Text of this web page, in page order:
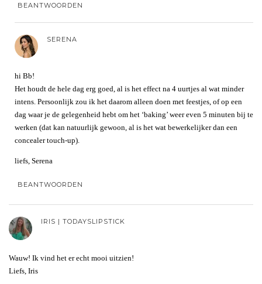
BEANTWOORDEN
SERENA
hi Bb!
Het houdt de hele dag erg goed, al is het effect na 4 uurtjes al wat minder
intens. Persoonlijk zou ik het daarom alleen doen met feestjes, of op een
dag waar je de gelegenheid hebt om het ‘baking’ weer even 5 minuten bij te
werken (dat kan natuurlijk gewoon, al is het wat bewerkelijker dan een
concealer touch-up).
liefs, Serena
BEANTWOORDEN
IRIS | TODAYSLIPSTICK
Wauw! Ik vind het er echt mooi uitzien!
Liefs, Iris